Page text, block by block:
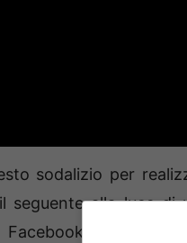
sodalizio per
seguente alla luce
venivano